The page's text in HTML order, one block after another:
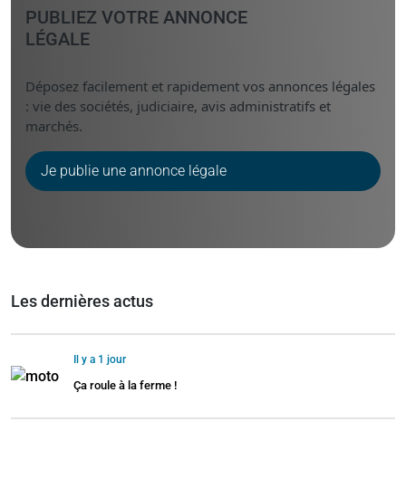
PUBLIEZ VOTRE ANNONCE
LÉGALE
Déposez facilement et rapidement vos annonces légales
: vie des sociétés, judiciaire, avis administratifs et
marchés.
Je publie une annonce légale
Les dernières actus
Il y a 1 jour
Ça roule à la ferme !